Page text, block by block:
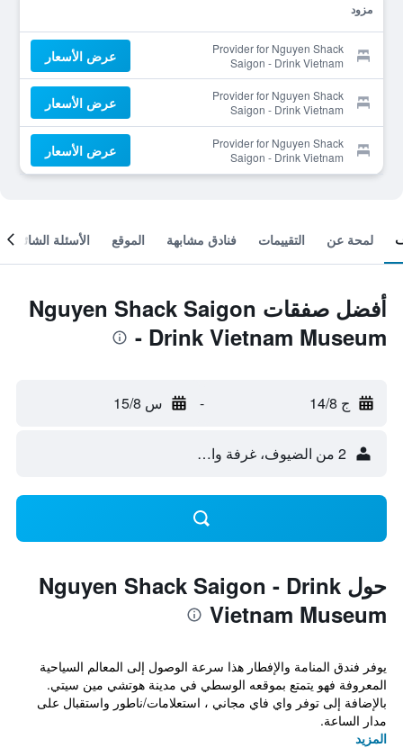
مزود
Provider for Nguyen Shack
Saigon - Drink Vietnam
Museum
عرض الأسعار
Provider for Nguyen Shack
Saigon - Drink Vietnam
Museum
عرض الأسعار
Provider for Nguyen Shack
Saigon - Drink Vietnam
Museum
عرض الأسعار
لمحة عن التقييمات فنادق مشابهة الموقع الأسئلة الشائعة
أفضل صفقات Nguyen Shack Saigon
- Drink Vietnam Museum
ج 14/8 - س 15/8
2 من الضيوف، غرفة واحدة
حول Nguyen Shack Saigon - Drink
Vietnam Museum
يوفر فندق المنامة والإفطار هذا سرعة الوصول إلى المعالم السياحية
المعروفة فهو يتمتع بموقعه الوسطي في مدينة هوتشي مين سيتي.
بالإضافة إلى توفر واي فاي مجاني ، استعلامات/ناطور واستقبال على
مدار الساعة.
المزيد